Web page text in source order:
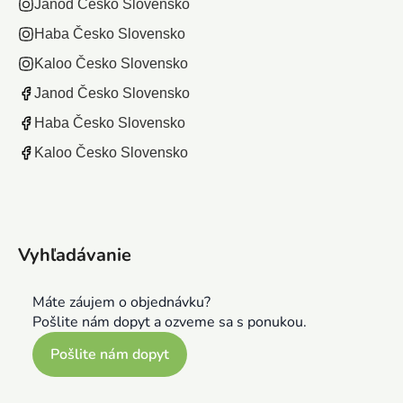
Janod Česko Slovensko
Haba Česko Slovensko
Kaloo Česko Slovensko
Janod Česko Slovensko
Haba Česko Slovensko
Kaloo Česko Slovensko
Vyhľadávanie
Máte záujem o objednávku?
Pošlite nám dopyt a ozveme sa s ponukou.
Pošlite nám dopyt